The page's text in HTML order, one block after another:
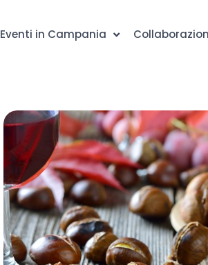
Eventi in Campania